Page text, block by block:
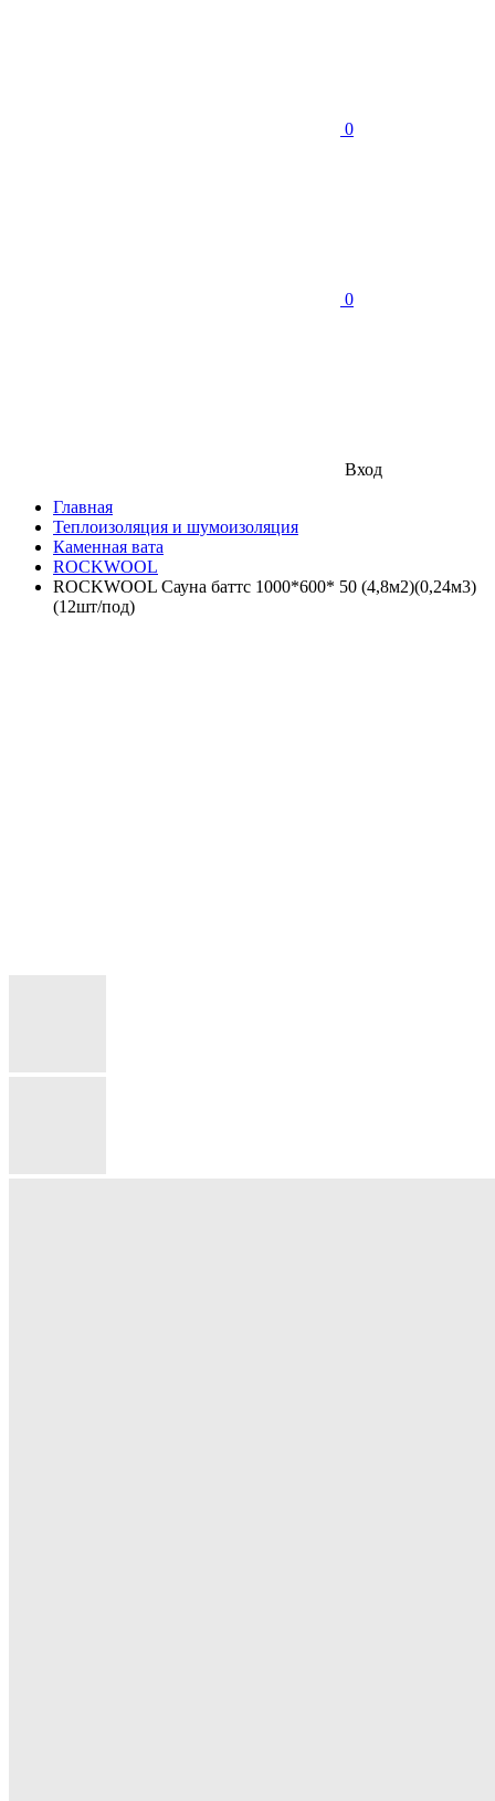
0
0
Вход
Главная
Теплоизоляция и шумоизоляция
Каменная вата
ROCKWOOL
ROCKWOOL Сауна баттс 1000*600* 50 (4,8м2)(0,24м3)
(12шт/под)